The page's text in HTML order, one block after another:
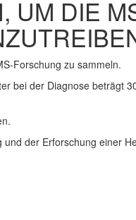
UM DIE
Forschung zu sammeln.
bei der Diagnose beträgt
der Erforschung einer